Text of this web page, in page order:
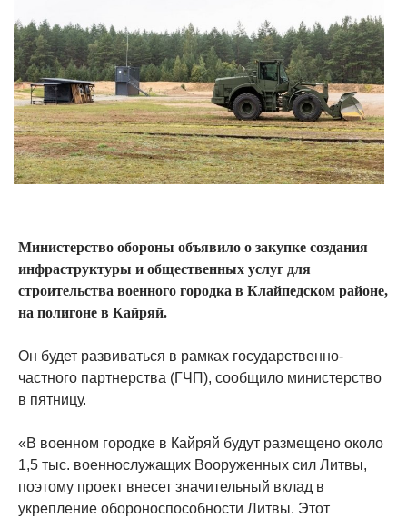
Министерство обороны объявило о закупке создания
инфраструктуры и общественных услуг для
строительства военного городка в Клайпедском районе,
на полигоне в Кайряй.
Он будет развиваться в рамках государственно-
частного партнерства (ГЧП), сообщило министерство
в пятницу.
«В военном городке в Кайряй будут размещено около
1,5 тыс. военнослужащих Вооруженных сил Литвы,
поэтому проект внесет значительный вклад в
укрепление обороноспособности Литвы. Этот